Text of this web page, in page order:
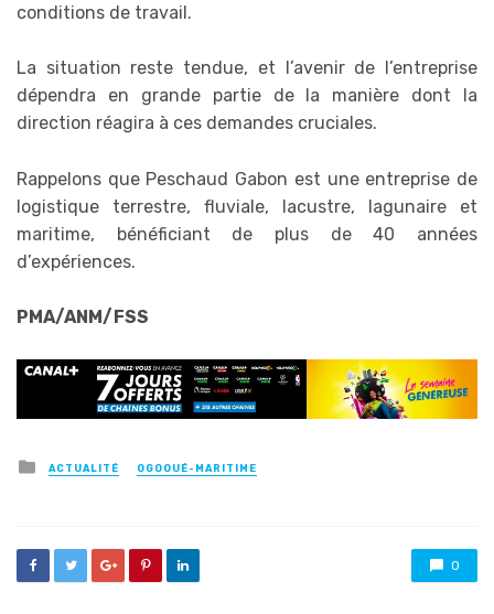
conditions de travail.
La situation reste tendue, et l’avenir de l’entreprise
dépendra en grande partie de la manière dont la
direction réagira à ces demandes cruciales.
Rappelons que Peschaud Gabon est une entreprise de
logistique terrestre, fluviale, lacustre, lagunaire et
maritime, bénéficiant de plus de 40 années
d’expériences.
PMA/ANM/FSS
Posted
in
ACTUALITÉ OGOOUÉ-MARITIME
0